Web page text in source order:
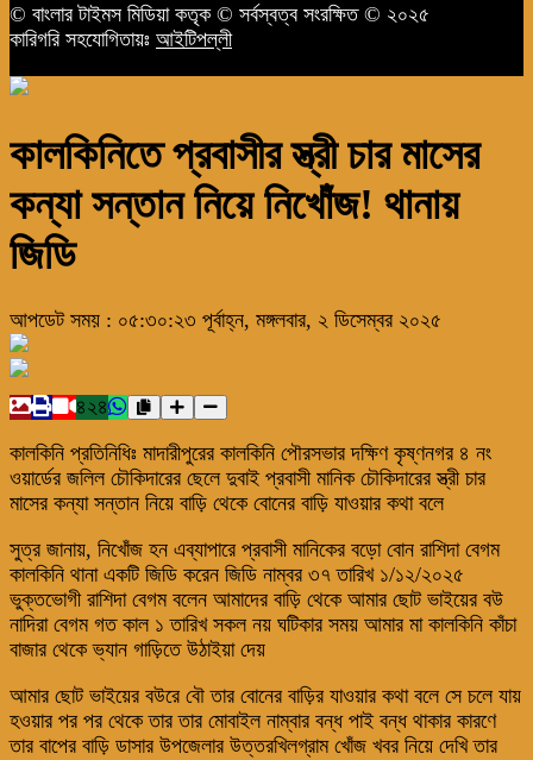
© বাংলার টাইমস মিডিয়া কতৃক © সর্বস্বত্ব সংরক্ষিত © ২০২৫
কারিগরি সহযোগিতায়ঃ আইটিপল্লী
কালকিনিতে প্রবাসীর স্ত্রী চার মাসের
কন্যা সন্তান নিয়ে নিখোঁজ! থানায়
জিডি
আপডেট সময় : ০৫:৩০:২৩ পূর্বাহ্ন, মঙ্গলবার, ২ ডিসেম্বর ২০২৫
৪২৪
কালকিনি প্রতিনিধিঃ মাদারীপুরের কালকিনি পৌরসভার দক্ষিণ কৃষ্ণনগর ৪ নং
ওয়ার্ডের জলিল চৌকিদারের ছেলে দুবাই প্রবাসী মানিক চৌকিদারের স্ত্রী চার
মাসের কন্যা সন্তান নিয়ে বাড়ি থেকে বোনের বাড়ি যাওয়ার কথা বলে
সুত্র জানায়, নিখোঁজ হন এব্যাপারে প্রবাসী মানিকের বড়ো বোন রাশিদা বেগম
কালকিনি থানা একটি জিডি করেন জিডি নাম্বর ৩৭ তারিখ ১/১২/২০২৫
ভুক্তভোগী রাশিদা বেগম বলেন আমাদের বাড়ি থেকে আমার ছোট ভাইয়ের বউ
নাদিরা বেগম গত কাল ১ তারিখ সকল নয় ঘটিকার সময় আমার মা কালকিনি কাঁচা
বাজার থেকে ভ্যান গাড়িতে উঠাইয়া দেয়
আমার ছোট ভাইয়ের বউরে বৌ তার বোনের বাড়ির যাওয়ার কথা বলে সে চলে যায়
হওয়ার পর পর থেকে তার তার মোবাইল নাম্বার বন্ধ পাই বন্ধ থাকার কারণে
তার বাপের বাড়ি ডাসার উপজেলার উত্তরখিলগ্রাম খোঁজ খবর নিয়ে দেখি তার